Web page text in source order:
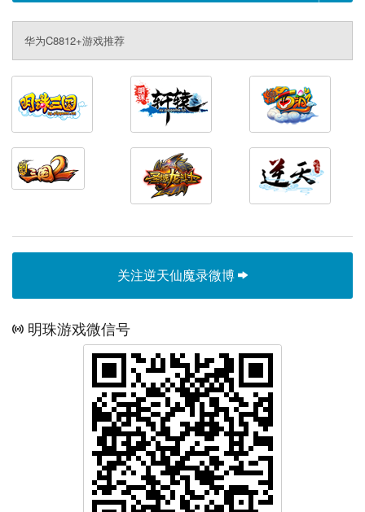
华为C8812+游戏推荐
关注逆天仙魔录微博
明珠游戏微信号